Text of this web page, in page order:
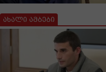
ახალი ამბები